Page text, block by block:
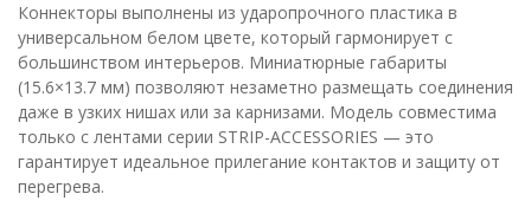
Коннекторы выполнены из ударопрочного пластика в
универсальном белом цвете, который гармонирует с
большинством интерьеров. Миниатюрные габариты
(15.6×13.7 мм) позволяют незаметно размещать соединения
даже в узких нишах или за карнизами. Модель совместима
только с лентами серии STRIP-ACCESSORIES — это
гарантирует идеальное прилегание контактов и защиту от
перегрева.